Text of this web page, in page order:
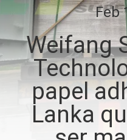
VIAJE
DE
LA
FÁBRICA
CONTROL
Feb
Weifang
papel
Lanka